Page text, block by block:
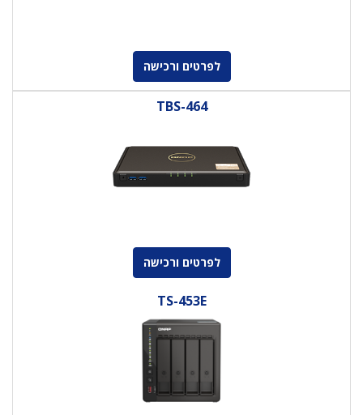
לפרטים ורכישה
TBS-464
לפרטים ורכישה
TS-453E